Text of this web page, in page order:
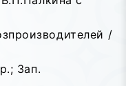
/
Зап.